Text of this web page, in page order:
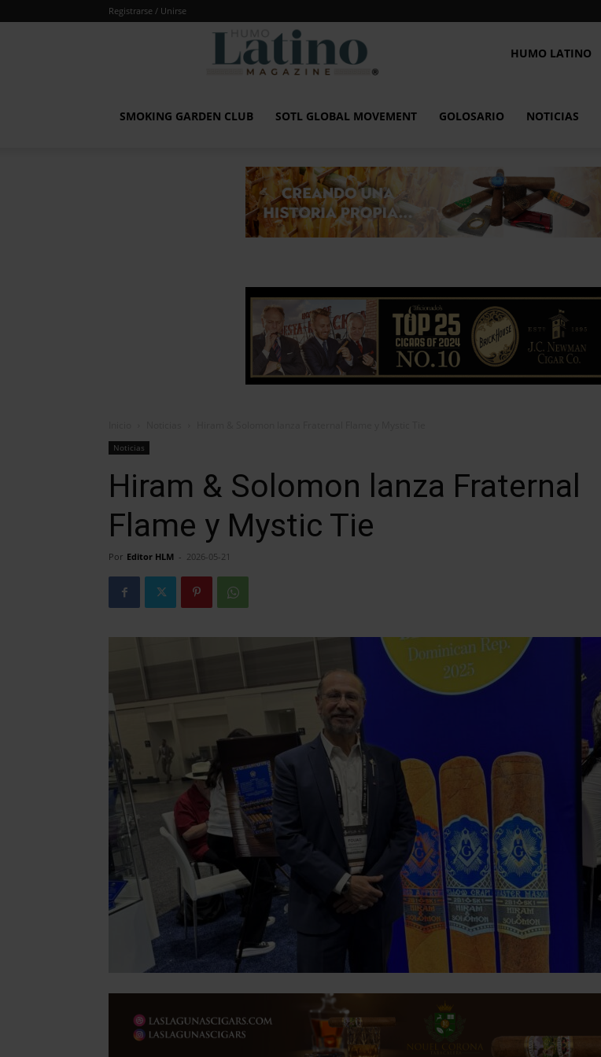
Registrarse / Unirse
Latino
HUMO LATINO
SMOKING GARDEN CLUB SOTL GLOBAL MOVEMENT GOLOSARIO NOTICIAS
Noticias
Hiram & Solomon lanza Fraternal
Flame y Mystic Tie
Por Editor HLM - 2026-05-21